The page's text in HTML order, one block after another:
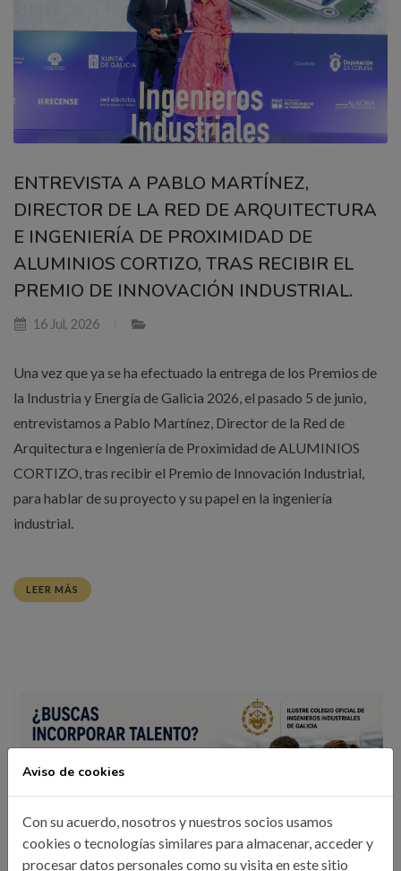
ENTREVISTA A PABLO MARTÍNEZ,
DIRECTOR DE LA RED DE ARQUITECTURA
E INGENIERÍA DE PROXIMIDAD DE
ALUMINIOS CORTIZO, TRAS RECIBIR EL
PREMIO DE INNOVACIÓN INDUSTRIAL.
16 Jul, 2026
Una vez que ya se ha efectuado la entrega de los Premios de
la Industria y Energía de Galicia 2026, el pasado 5 de junio,
entrevistamos a Pablo Martínez, Director de la Red de
Arquitectura e Ingeniería de Proximidad de ALUMINIOS
CORTIZO, tras recibir el Premio de Innovación Industrial,
para hablar de su proyecto y su papel en la ingeniería
industrial.
LEER MÁS
Aviso de cookies
Con su acuerdo, nosotros y nuestros socios usamos
cookies o tecnologías similares para almacenar, acceder y
procesar datos personales como su visita en este sitio